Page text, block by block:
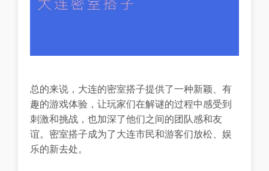
总的来说，大连的密室搭子提供了一种新颖、有
趣的游戏体验，让玩家们在解谜的过程中感受到
刺激和挑战，也加深了他们之间的团队感和友
谊。密室搭子成为了大连市民和游客们放松、娱
乐的新去处。